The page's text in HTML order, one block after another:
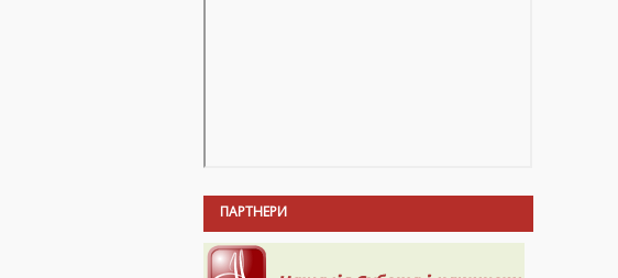
ПАРТНЕРИ